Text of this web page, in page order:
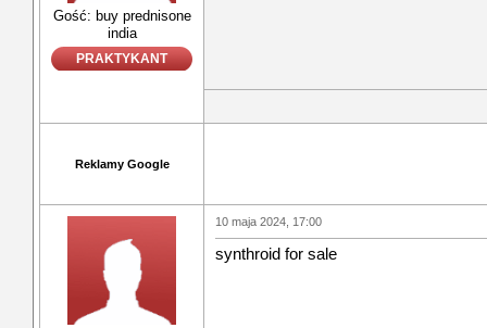
Gość: buy prednisone
india
PRAKTYKANT
Reklamy Google
10 maja 2024, 17:00
synthroid for sale